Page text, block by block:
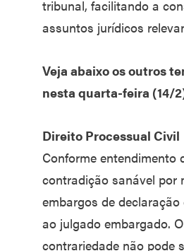
tribunal, facilitando a
assuntos jurídicos
Veja abaixo os outros
nesta quarta-feira (14/
Direito Processual Civil
Conforme entendimento
contradição sanável por
embargos de
ao julgado embargado.
contrariedade não pode